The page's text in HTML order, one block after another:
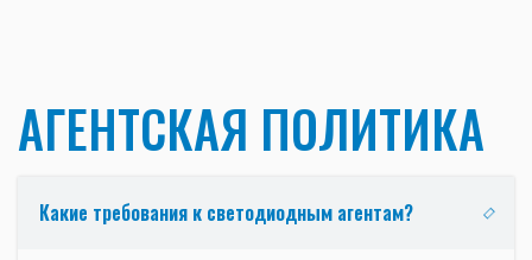
АГЕНТСКАЯ ПОЛИТИКА
Какие требования к светодиодным агентам?